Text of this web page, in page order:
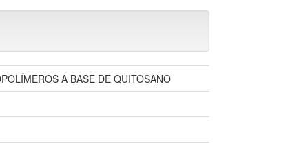
A BASE DE QUITOSANO